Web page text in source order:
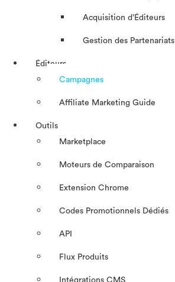
Acquisition d’Éditeurs
Gestion des Partenariats
Éditeurs
Campagnes
Affiliate Marketing Guide
Outils
Marketplace
Moteurs de Comparaison
Extension Chrome
Codes Promotionnels Dédiés
API
Flux Produits
Intégrations CMS